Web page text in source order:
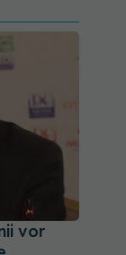
vor